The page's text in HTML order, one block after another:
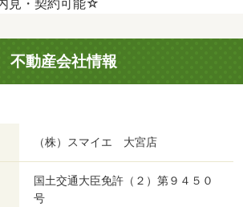
見・契約可能☆
不動産会社情報
（株）スマイエ 大宮店
国土交通大臣免許（２）第９４５０
号